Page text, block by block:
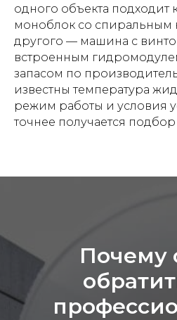
одного объекта подходит
моноблок со спиральным
другого — машина с
встроенным
запасом по
известны температура
режим работы и условия
точнее получается
Почему